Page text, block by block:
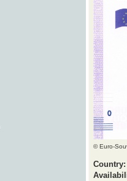
© Euro-
Country: